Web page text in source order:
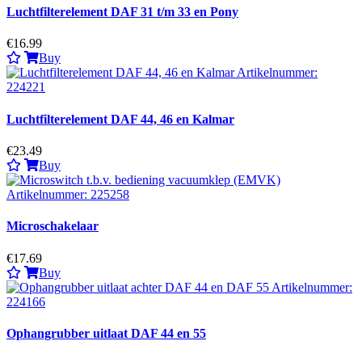
Luchtfilterelement DAF 31 t/m 33 en Pony
€16.99
Buy
Luchtfilterelement DAF 44, 46 en Kalmar
€23.49
Buy
Microschakelaar
€17.69
Buy
Ophangrubber uitlaat DAF 44 en 55